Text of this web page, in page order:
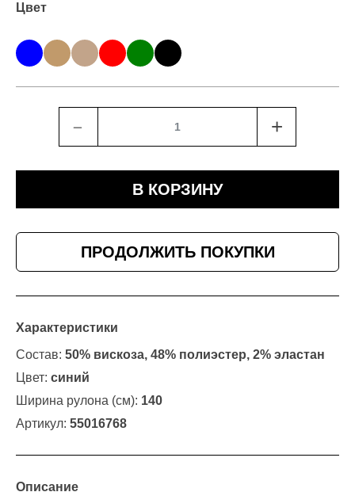
Цвет
﹣ +
В КОРЗИНУ
ПРОДОЛЖИТЬ ПОКУПКИ
Характеристики
Состав: 50% вискоза, 48% полиэстер, 2% эластан
Цвет: синий
Ширина рулона (см): 140
Артикул: 55016768
Описание